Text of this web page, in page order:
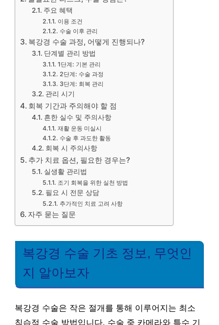
주요 혜택
이용 조건
수술 이후 관리
복강경 수술 과정, 어떻게 진행되나?
단계별 관리 방법
1단계: 기본 관리
2단계: 수술 과정
3단계: 회복 관리
관리 시기
회복 기간과 주의해야 할 점
흔한 실수 및 주의사항
재활 운동 미실시
수술 후 과도한 활동
회복 시 주의사항
추가 치료 옵션, 필요한 경우는?
실생활 관리법
조기 회복을 위한 실천 방법
필요 시 전문 상담
추가적인 치료 고려 사항
자주 묻는 질문
복강경 수술 기초 정보, 무엇인
지 알아보자
복강경 수술은 작은 절개를 통해 이루어지는 최소
침습적 수술 방법입니다. 수술 중 카메라와 특수 기